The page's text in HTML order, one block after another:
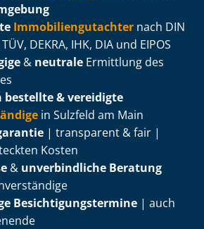
Im­mo­bi­li­en­gut­ach­ter nach DIN
DEKRA, IHK, DIA und EIPOS
& neutrale Ermittlung des
& vereidigte
in Sulzfeld am Main
| transparent & fair |
Kosten
& unverbindliche Beratung
Be­sich­ti­gungs­ter­mi­ne | auch